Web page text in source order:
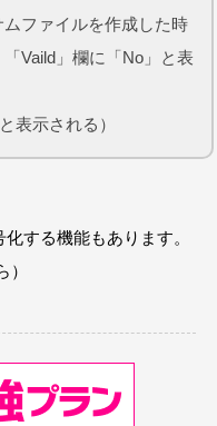
ファイルを作成した時
Vaild」欄に「No」と表
表示される）
する機能もあります。